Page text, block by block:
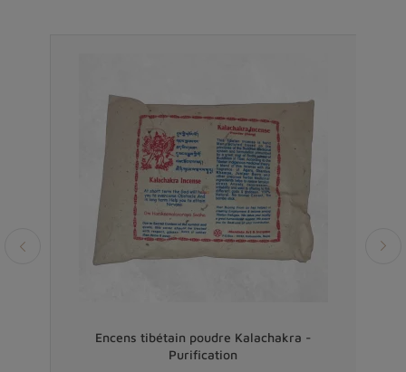
Encens tibétain poudre Kalachakra -
Purification